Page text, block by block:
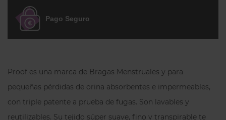
Neutralizar olores.
100 de OEKO-TEX®. Libre de PFOAs,
plomo, ftalatos. Materiales principales:
algodón, spandex, polyester, nylon
(trazas). Bueno para ti y para el medio
Pago Seguro
Proof es una marca de Bragas Menstruales y para
pequeñas pérdidas de orina absorbentes e impermeables,
con triple patente a prueba de fugas. Son lavables y
reutilizables. Su tejido súper suave, fino y transpirable te